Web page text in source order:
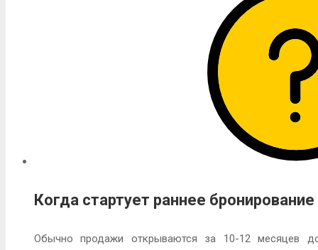
Когда стартует раннее
Обычно продажи открываются за 10-12 месяцев